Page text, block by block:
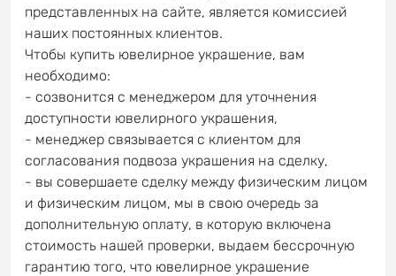
представленных на сайте, является комиссией
наших постоянных клиентов.
Чтобы купить ювелирное украшение, вам
необходимо:
- созвонится с менеджером для уточнения
доступности ювелирного украшения,
- менеджер связывается с клиентом для
согласования подвоза украшения на сделку,
- вы совершаете сделку между физическим лицом
и физическим лицом, мы в свою очередь за
дополнительную оплату, в которую включена
стоимость нашей проверки, выдаем бессрочную
гарантию того, что ювелирное украшение